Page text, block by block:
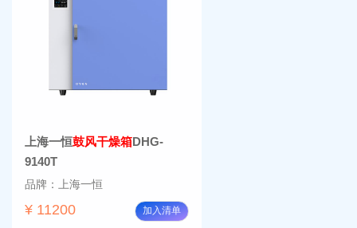
上海一恒鼓风干燥箱DHG-
9140T
品牌：上海一恒
¥ 11200 加入清单